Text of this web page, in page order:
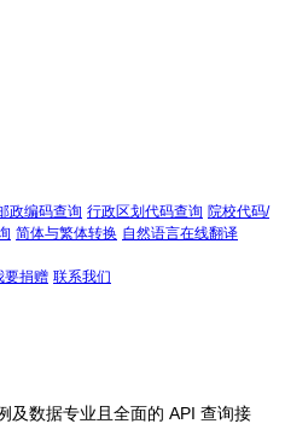
政编码查询 行政区划代码查询 院校代码/
简体与繁体转换 自然语言在线翻译
要捐赠 联系我们
及数据专业且全面的 API 查询接